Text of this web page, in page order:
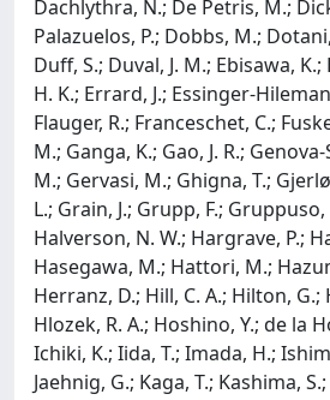
Dachlythra, N.; De Petris, M.;
Palazuelos, P.; Dobbs, M.;
Duff, S.; Duval, J. M.; Ebisawa,
H. K.; Errard, J.; Essinger-
Flauger, R.; Franceschet, C.;
M.; Ganga, K.; Gao, J. R.;
M.; Gervasi, M.; Ghigna, T.;
L.; Grain, J.; Grupp, F.; Gruppuso,
Halverson, N. W.; Hargrave, P.;
Hasegawa, M.; Hattori, M.;
Herranz, D.; Hill, C. A.; Hilton, G.;
Hlozek, R. A.; Hoshino, Y.; de la
Ichiki, K.; Iida, T.; Imada, H.;
Jaehnig, G.; Kaga, T.; Kashima,